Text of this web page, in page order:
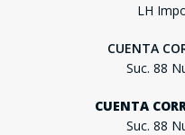
LH
CUENTA
Suc. 88
CUENTA
Suc. 88